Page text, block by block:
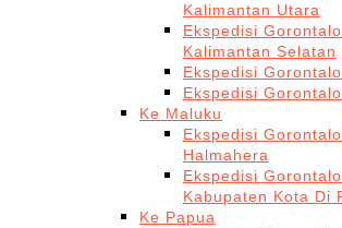
Kalimantan Utara
Ekspedisi
Kalimantan Selatan
Ekspedisi
Ekspedisi
Ke Maluku
Ekspedisi
Halmahera
Ekspedisi
Kabupaten Kota Di
Ke Papua